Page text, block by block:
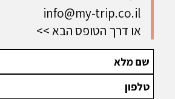
info@my-trip.co.il
או דרך הטופס הבא >>